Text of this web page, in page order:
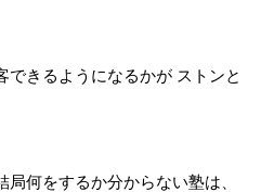
できるようになるかが ストンと
局何をするか分からない塾は、